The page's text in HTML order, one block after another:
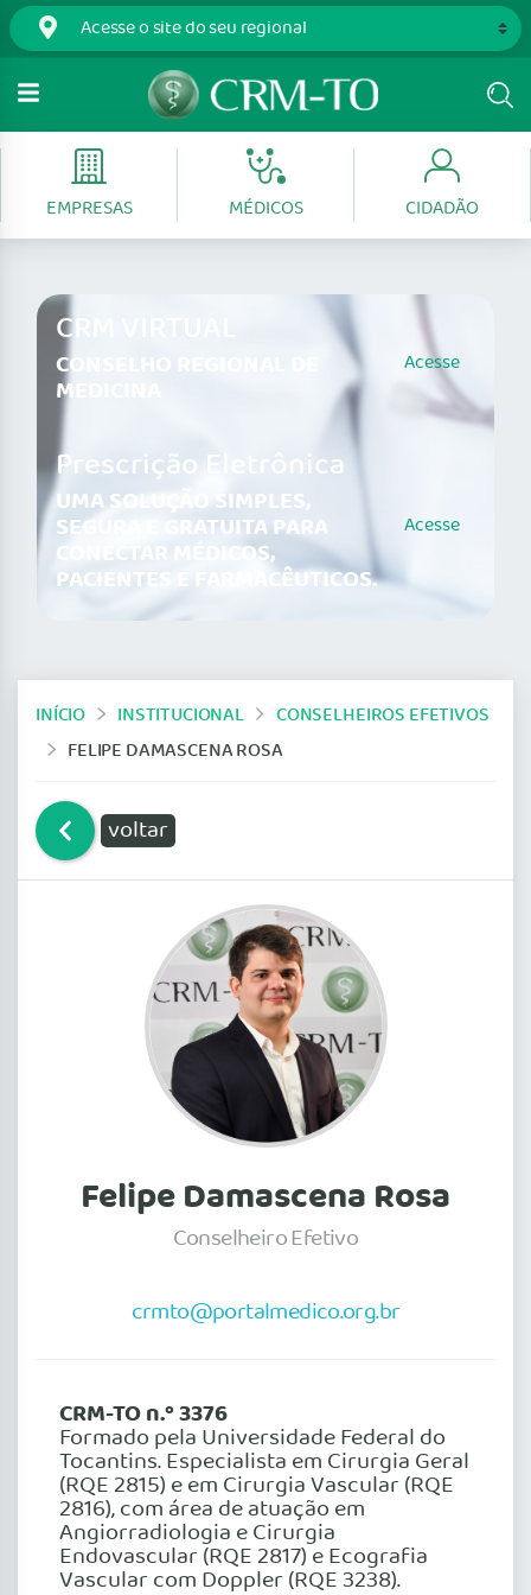
EMPRESAS MÉDICOS CIDADÃO
CRM VIRTUAL
CONSELHO REGIONAL DE
MEDICINA
Acesse
Prescrição Eletrônica
UMA SOLUÇÃO SIMPLES,
SEGURA E GRATUITA PARA
CONECTAR MÉDICOS,
PACIENTES E FARMACÊUTICOS.
Acesse
INÍCIO INSTITUCIONAL
CONSELHEIROS EFETIVOS
FELIPE DAMASCENA ROSA
voltar
Felipe Damascena Rosa
Conselheiro Efetivo
crmto@portalmedico.org.br
CRM-TO n.º 3376
Formado pela Universidade Federal do
Tocantins. Especialista em Cirurgia Geral
(RQE 2815) e em Cirurgia Vascular (RQE
2816), com área de atuação em
Angiorradiologia e Cirurgia
Endovascular (RQE 2817) e Ecografia
Vascular com Doppler (RQE 3238).